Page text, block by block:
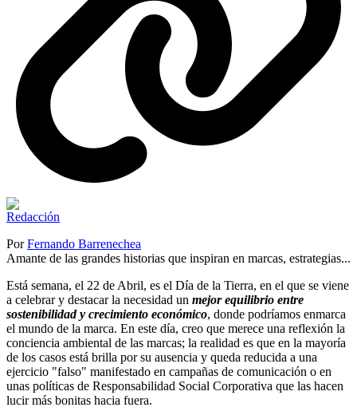
PorFernando Barrenechea
Amante de las grandes historias que inspiran en marcas, estrategias...
Está semana, el 22 de Abril, es el Día de la Tierra, en el que se viene
a celebrar y destacar la necesidad un mejor equilibrio entre
sostenibilidad y crecimiento económico, donde podríamos enmarca
el mundo de la marca. En este día, creo que merece una reflexión la
conciencia ambiental de las marcas; la realidad es que en la mayoría
de los casos está brilla por su ausencia y queda reducida a una
ejercicio "falso" manifestado en campañas de comunicación o en
unas políticas de Responsabilidad Social Corporativa que las hacen
lucir más bonitas hacia fuera.